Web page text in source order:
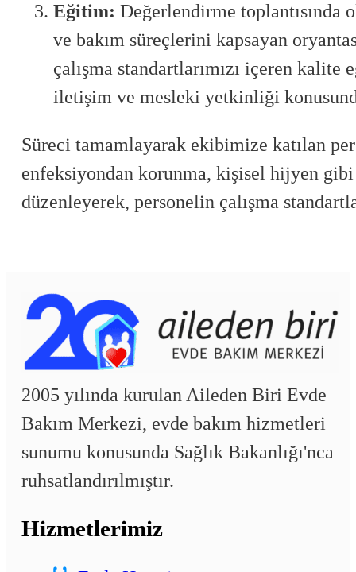
Eğitim: Değerlendirme
ve bakım süreçlerini kapsayan
çalışma standartlarımızı içeren
iletişim ve mesleki yetkinliği
Süreci tamamlayarak ekibimize katılan
enfeksiyondan korunma, kişisel hijyen
düzenleyerek, personelin çalışma
2005 yılında kurulan Aileden Biri Evde
Bakım Merkezi, evde bakım hizmetleri
sunumu konusunda Sağlık Bakanlığı'nca
ruhsatlandırılmıştır.
Hizmetlerimiz